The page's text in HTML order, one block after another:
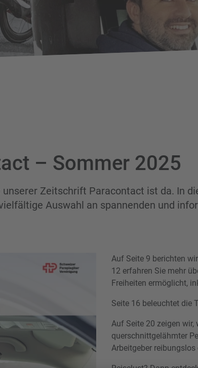
– Sommer 2025
unserer Zeitschrift Paracontact ist da. In
Auswahl an spannenden und
Auf Seite 9 berichten
12 erfahren Sie mehr
Freiheiten ermöglicht,
Seite 16 beleuchtet die
Auf Seite 20 zeigen
querschnittgelähmter
Arbeitgeber